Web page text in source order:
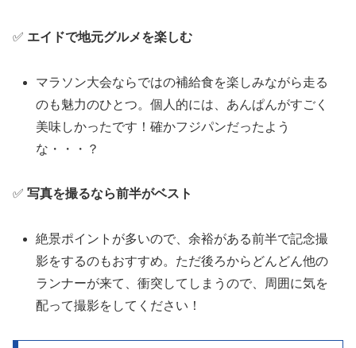
✅ エイドで地元グルメを楽しむ
マラソン大会ならではの補給食を楽しみながら走る
のも魅力のひとつ。個人的には、あんぱんがすごく
美味しかったです！確かフジパンだったよう
な・・・？
✅ 写真を撮るなら前半がベスト
絶景ポイントが多いので、余裕がある前半で記念撮
影をするのもおすすめ。ただ後ろからどんどん他の
ランナーが来て、衝突してしまうので、周囲に気を
配って撮影をしてください！